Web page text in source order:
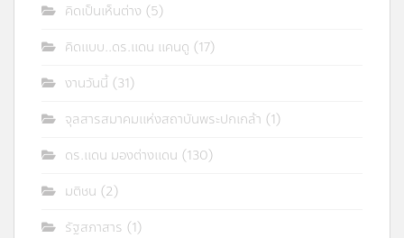
คิดเป็นเห็นต่าง (5)
คิดแบบ..ดร.แดน แคนดู (17)
งานวันนี้ (31)
จุลสารสมาคมแห่งสถาบันพระปกเกล้า (1)
ดร.แดน มองต่างแดน (130)
มติชน (2)
รัฐสภาสาร (1)